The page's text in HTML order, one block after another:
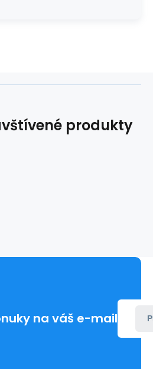
produkty
na váš e-mail